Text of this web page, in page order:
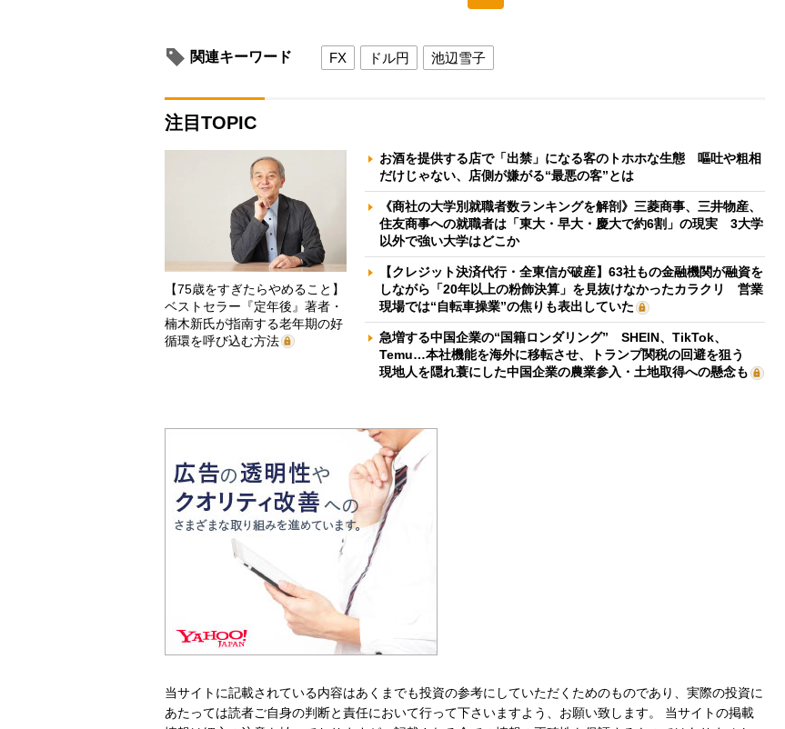
関連キーワード FX ドル円 池辺雪子
注目TOPIC
【75歳をすぎたらやめること】
ベストセラー『定年後』著者・
楠木新氏が指南する老年期の好
循環を呼び込む方法
お酒を提供する店で「出禁」になる客のトホホな生態 嘔吐や粗相
だけじゃない、店側が嫌がる“最悪の客”とは
《商社の大学別就職者数ランキングを解剖》三菱商事、三井物産、
住友商事への就職者は「東大・早大・慶大で約6割」の現実 3大学
以外で強い大学はどこか
【クレジット決済代行・全東信が破産】63社もの金融機関が融資を
しながら「20年以上の粉飾決算」を見抜けなかったカラクリ 営業
現場では“自転車操業”の焦りも表出していた
急増する中国企業の“国籍ロンダリング” SHEIN、TikTok、
Temu…本社機能を海外に移転させ、トランプ関税の回避を狙う
現地人を隠れ蓑にした中国企業の農業参入・土地取得への懸念も
当サイトに記載されている内容はあくまでも投資の参考にしていただくためのものであり、実際の投資に
あたっては読者ご自身の判断と責任において行って下さいますよう、お願い致します。 当サイトの掲載